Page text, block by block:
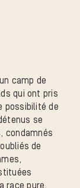
camp de
qui ont pris
possibilité de
se
condamnés
de
race pure.